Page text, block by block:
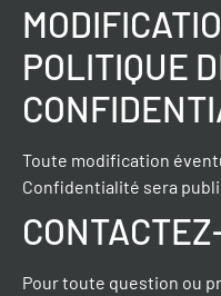
POLITIQUE
Toute modification
Confidentialité sera
Pour toute question ou